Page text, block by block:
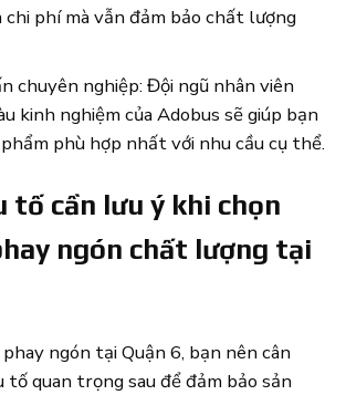
phí mà vẫn đảm bảo chất lượng
chuyên nghiệp: Đội ngũ nhân viên
kinh nghiệm của Adobus sẽ giúp bạn
phù hợp nhất với nhu cầu cụ thể.
tố cần lưu ý khi chọn
ngón chất lượng tại
ngón tại Quận 6, bạn nên cân
tố quan trọng sau để đảm bảo sản